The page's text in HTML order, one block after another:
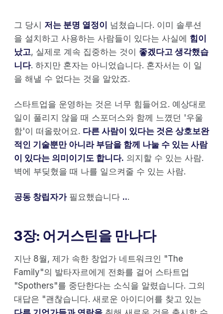
그 당시 저는 분명 열정이 넘쳤습니다. 이미 솔루션
을 설치하고 사용하는 사람들이 있다는 사실에 힘이
났고, 실제로 계속 집중하는 것이 좋겠다고 생각했습
니다. 하지만 혼자는 아니었습니다. 혼자서는 이 일
을 해낼 수 없다는 것을 알았죠.
스타트업을 운영하는 것은 너무 힘들어요. 예상대로
일이 풀리지 않을 때 스포더스와 함께 느꼈던 '우울
함'이 떠올랐어요. 다른 사람이 있다는 것은 상호보완
적인 기술뿐만 아니라 부담을 함께 나눌 수 있는 사람
이 있다는 의미이기도 합니다. 의지할 수 있는 사람.
벽에 부딪혔을 때 나를 일으켜줄 수 있는 사람.
공동 창립자가필요했습니다 ...
3장: 어거스틴을 만나다
지난 8월, 제가 속한 창업가 네트워크인 "The
Family"의 발타자르에게 전화를 걸어 스타트업
"Spothers"를 중단한다는 소식을 알렸습니다. 그의
대답은 "괜찮습니다. 새로운 아이디어를 찾고 있는